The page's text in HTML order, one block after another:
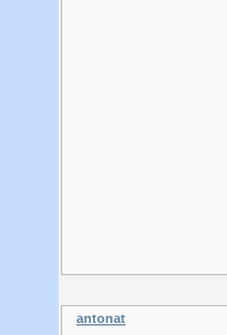
antonat